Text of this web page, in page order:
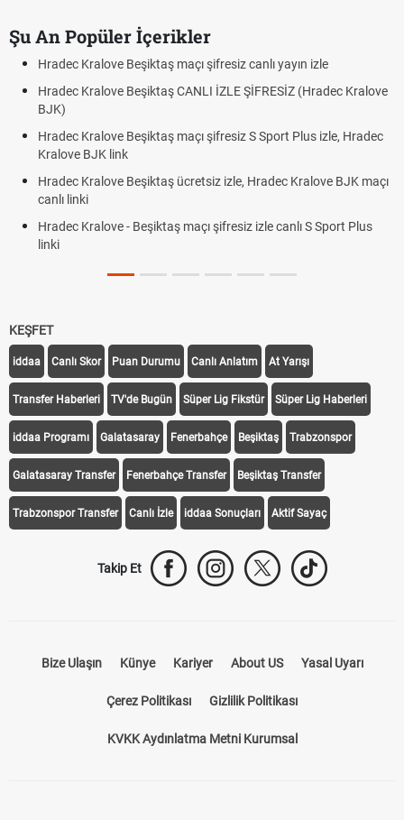
Şu An Popüler İçerikler
Hradec Kralove Beşiktaş maçı şifresiz canlı yayın izle
Hradec Kralove Beşiktaş CANLI İZLE ŞİFRESİZ (Hradec Kralove
BJK)
Hradec Kralove Beşiktaş maçı şifresiz S Sport Plus izle, Hradec
Kralove BJK link
Hradec Kralove Beşiktaş ücretsiz izle, Hradec Kralove BJK maçı
canlı linki
Hradec Kralove - Beşiktaş maçı şifresiz izle canlı S Sport Plus
linki
KEŞFET
iddaa Canlı Skor Puan Durumu Canlı Anlatım At Yarışı
Transfer Haberleri TV'de Bugün Süper Lig Fikstür Süper Lig Haberleri
iddaa Programı Galatasaray Fenerbahçe Beşiktaş Trabzonspor
Galatasaray Transfer Fenerbahçe Transfer Beşiktaş Transfer
Trabzonspor Transfer Canlı İzle iddaa Sonuçları Aktif Sayaç
Takip Et
Bize Ulaşın Künye Kariyer About US Yasal Uyarı
Çerez Politikası Gizlilik Politikası
KVKK Aydınlatma Metni Kurumsal